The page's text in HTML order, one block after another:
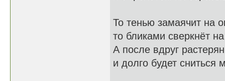
То тенью замаячит на
то бликами сверкнёт
А после вдруг
и долго будет сниться